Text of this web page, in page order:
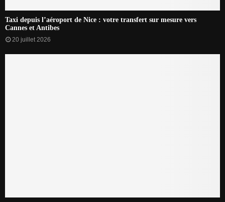
Taxi depuis l’aéroport de Nice : votre transfert sur mesure vers
Cannes et Antibes
20 juillet 2026